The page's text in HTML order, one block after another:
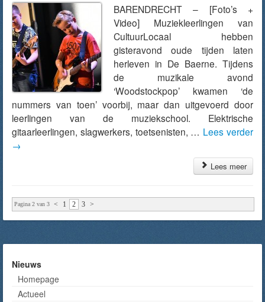
BARENDRECHT – [Foto’s +
Video] Muziekleerlingen van
CultuurLocaal hebben
gisteravond oude tijden laten
herleven in De Baerne. Tijdens
de muzikale avond
‘Woodstockpop’ kwamen ‘de
nummers van toen’ voorbij, maar dan uitgevoerd door
leerlingen van de muziekschool. Elektrische
gitaarleerlingen, slagwerkers, toetsenisten, … Lees verder
→
Lees meer
Pagina 2 van 3 < 1 2 3 >
Nieuws
Homepage
Actueel